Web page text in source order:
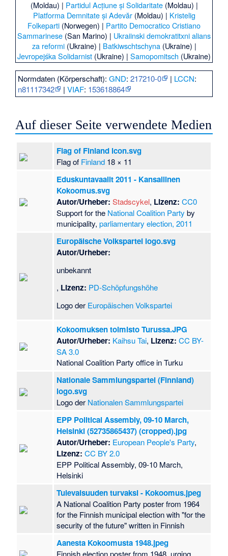
(Moldau) | Partidul Acțiune și Solidaritate(Moldau) |
Platforma Demnitate și Adevăr(Moldau) | Kristelig
Folkeparti (Norwegen) | Partito Democratico Cristiano
Sammarinese (San Marino) | Ukraiinski demokratitxni alians
za reformi(Ukraine) | Batkiwschtschyna(Ukraine) |
Jevropejśka Solidarnist (Ukraine) | Samopomitsch (Ukraine)
Normdaten (Körperschaft):GND:217210-0 | LCCN:
n81117342
|VIAF: 153618864
Auf dieser Seite verwendete Medien
Flag of Finland icon.svg
Flag of Finland 18 × 11
Eduskuntavaalit 2011 - Kansallinen
Kokoomus.svg
Autor/Urheber: Stadscykel, Lizenz: CC0
Support for the National Coalition Party by
municipality,parliamentary election, 2011
Europäische Volkspartei logo.svg
Autor/Urheber:
unbekannt
, Lizenz: PD-Schöpfungshöhe
Logo der Europäischen Volkspartei
Kokoomuksen toimisto Turussa.JPG
Autor/Urheber: Kaihsu Tai, Lizenz: CC BY-
SA 3.0
National Coalition Party office in Turku
Nationale Sammlungspartei (Finnland)
logo.svg
Logo der Nationalen Sammlungspartei
EPP Political Assembly, 09-10 March,
Helsinki (52735865437) (cropped).jpg
Autor/Urheber: European People's Party,
Lizenz: CC BY 2.0
EPP Political Assembly, 09-10 March,
Helsinki
Tulevaisuuden turvaksi - Kokoomus.jpeg
A National Coalition Party poster from 1964
for the Finnish municipal election with "for the
security of the future" written in Finnish
Aanesta Kokoomusta 1948.jpeg
Finnish election poster from 1948, urging